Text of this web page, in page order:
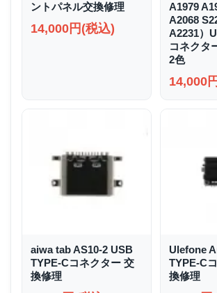
ントパネル交換修理
14,000円(税込)
A1979
A2068
A2231）
コネクタ
2色
14,000
aiwa tab AS10-2 USB
TYPE-Cコネクター 交
換修理
Ulefone
TYPE-C
換修理